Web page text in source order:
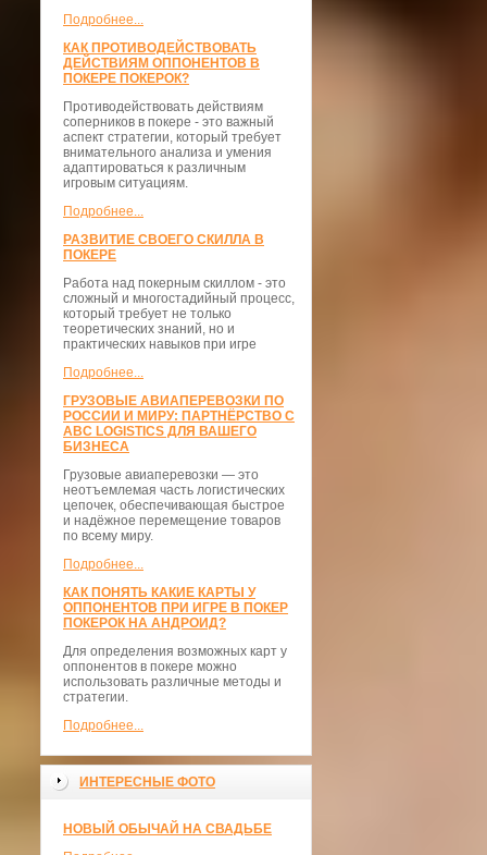
Подробнее...
КАК ПРОТИВОДЕЙСТВОВАТЬ
ДЕЙСТВИЯМ ОППОНЕНТОВ В
ПОКЕРЕ ПОКЕРОК?
Противодействовать действиям
соперников в покере - это важный
аспект стратегии, который требует
внимательного анализа и умения
адаптироваться к различным
игровым ситуациям.
Подробнее...
РАЗВИТИЕ СВОЕГО СКИЛЛА В
ПОКЕРЕ
Работа над покерным скиллом - это
сложный и многостадийный процесс,
который требует не только
теоретических знаний, но и
практических навыков при игре
Подробнее...
ГРУЗОВЫЕ АВИАПЕРЕВОЗКИ ПО
РОССИИ И МИРУ: ПАРТНЁРСТВО С
ABC LOGISTICS ДЛЯ ВАШЕГО
БИЗНЕСА
Грузовые авиаперевозки — это
неотъемлемая часть логистических
цепочек, обеспечивающая быстрое
и надёжное перемещение товаров
по всему миру.
Подробнее...
КАК ПОНЯТЬ КАКИЕ КАРТЫ У
ОППОНЕНТОВ ПРИ ИГРЕ В ПОКЕР
ПОКЕРОК НА АНДРОИД?
Для определения возможных карт у
оппонентов в покере можно
использовать различные методы и
стратегии.
Подробнее...
ИНТЕРЕСНЫЕ ФОТО
НОВЫЙ ОБЫЧАЙ НА СВАДЬБЕ